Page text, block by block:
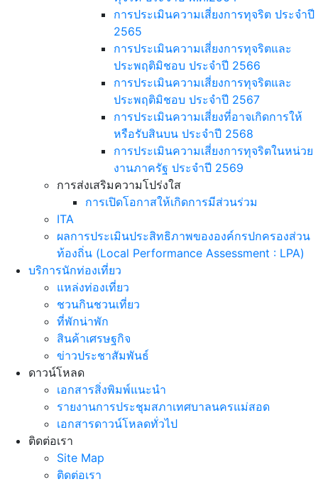
การประเมินความเสี่ยงการทุจริต ประจำปี
2565
การประเมินความเสี่ยงการทุจริตและ
ประพฤติมิชอบ ประจำปี 2566
การประเมินความเสี่ยงการทุจริตและ
ประพฤติมิชอบ ประจำปี 2567
การประเมินความเสี่ยงที่อาจเกิดการให้
หรือรับสินบน ประจำปี 2568
การประเมินความเสี่ยงการทุจริตในหน่วย
งานภาครัฐ ประจำปี 2569
การส่งเสริมความโปร่งใส
การเปิดโอกาสให้เกิดการมีส่วนร่วม
ITA
ผลการประเมินประสิทธิภาพขององค์กรปกครองส่วน
ท้องถิ่น (Local Performance Assessment : LPA)
บริการนักท่องเที่ยว
แหล่งท่องเที่ยว
ชวนกินชวนเที่ยว
ที่พักน่าพัก
สินค้าเศรษฐกิจ
ข่าวประชาสัมพันธ์
ดาวน์โหลด
เอกสารสิ่งพิมพ์แนะนำ
รายงานการประชุมสภาเทศบาลนครแม่สอด
เอกสารดาวน์โหลดทั่วไป
ติดต่อเรา
Site Map
ติดต่อเรา